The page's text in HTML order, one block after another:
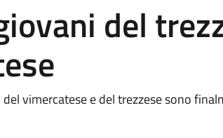
del
vimercatese e del trezzese sono